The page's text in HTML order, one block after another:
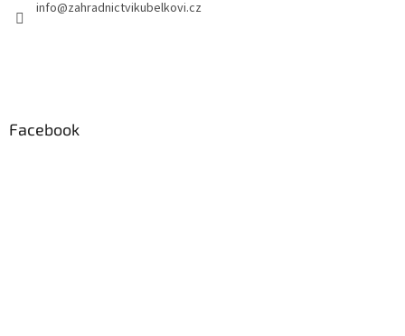
info@zahradnictvikubelkovi.cz
Facebook